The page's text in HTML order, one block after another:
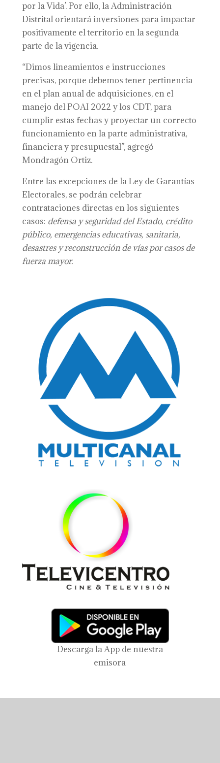
por la Vida’. Por ello, la Administración
Distrital orientará inversiones para impactar
positivamente el territorio en la segunda
parte de la vigencia.
“Dimos lineamientos e instrucciones
precisas, porque debemos tener pertinencia
en el plan anual de adquisiciones, en el
manejo del POAI 2022 y los CDT, para
cumplir estas fechas y proyectar un correcto
funcionamiento en la parte administrativa,
financiera y presupuestal”, agregó
Mondragón Ortiz.
Entre las excepciones de la Ley de Garantías
Electorales, se podrán celebrar
contrataciones directas en los siguientes
casos: defensa y seguridad del Estado, crédito
público, emergencias educativas, sanitaria,
desastres y reconstrucción de vías por casos de
fuerza mayor.
Descarga la App de nuestra
emisora